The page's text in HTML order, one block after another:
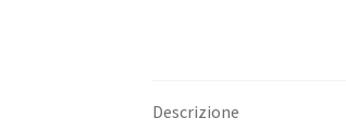
Descrizione